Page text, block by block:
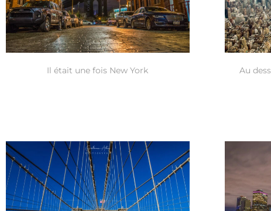
Il était une fois New York Au